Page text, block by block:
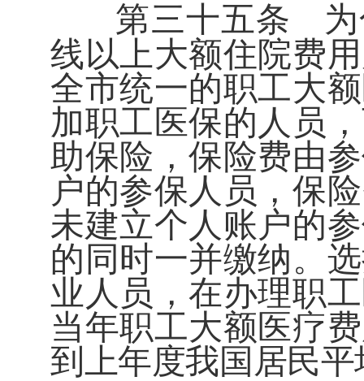
第三十五条
线以上大额住院费
全市统一的职工大
加职工医保的人员
助保险，保险费由
户的参保人员，保
未建立个人账户的
的同时一并缴纳。
业人员，在办理职
当年职工大额医疗
到上年度我国居民